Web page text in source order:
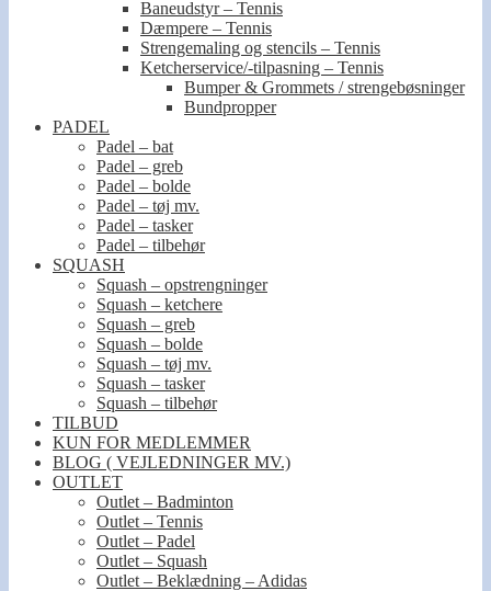
Baneudstyr – Tennis
Dæmpere – Tennis
Strengemaling og stencils – Tennis
Ketcherservice/-tilpasning – Tennis
Bumper & Grommets / strengebøsninger
Bundpropper
PADEL
Padel – bat
Padel – greb
Padel – bolde
Padel – tøj mv.
Padel – tasker
Padel – tilbehør
SQUASH
Squash – opstrengninger
Squash – ketchere
Squash – greb
Squash – bolde
Squash – tøj mv.
Squash – tasker
Squash – tilbehør
TILBUD
KUN FOR MEDLEMMER
BLOG ( VEJLEDNINGER MV.)
OUTLET
Outlet – Badminton
Outlet – Tennis
Outlet – Padel
Outlet – Squash
Outlet – Beklædning – Adidas